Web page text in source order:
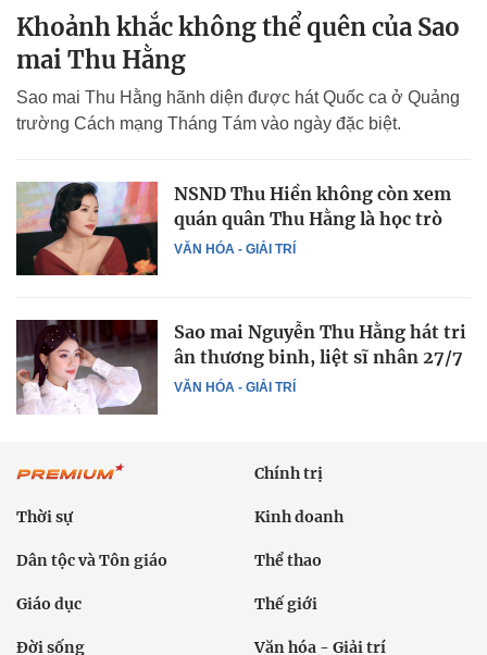
Khoảnh khắc không thể quên của Sao
mai Thu Hằng
Sao mai Thu Hằng hãnh diện được hát Quốc ca ở Quảng
trường Cách mạng Tháng Tám vào ngày đặc biệt.
VĂN HÓA - GIẢI TRÍ
NSND Thu Hiền không còn xem
quán quân Thu Hằng là học trò
VĂN HÓA - GIẢI TRÍ
Sao mai Nguyễn Thu Hằng hát tri
ân thương binh, liệt sĩ nhân 27/7
Chính trị
Thời sự Kinh doanh
Dân tộc và Tôn giáo Thể thao
Giáo dục Thế giới
Đời sống Văn hóa - Giải trí